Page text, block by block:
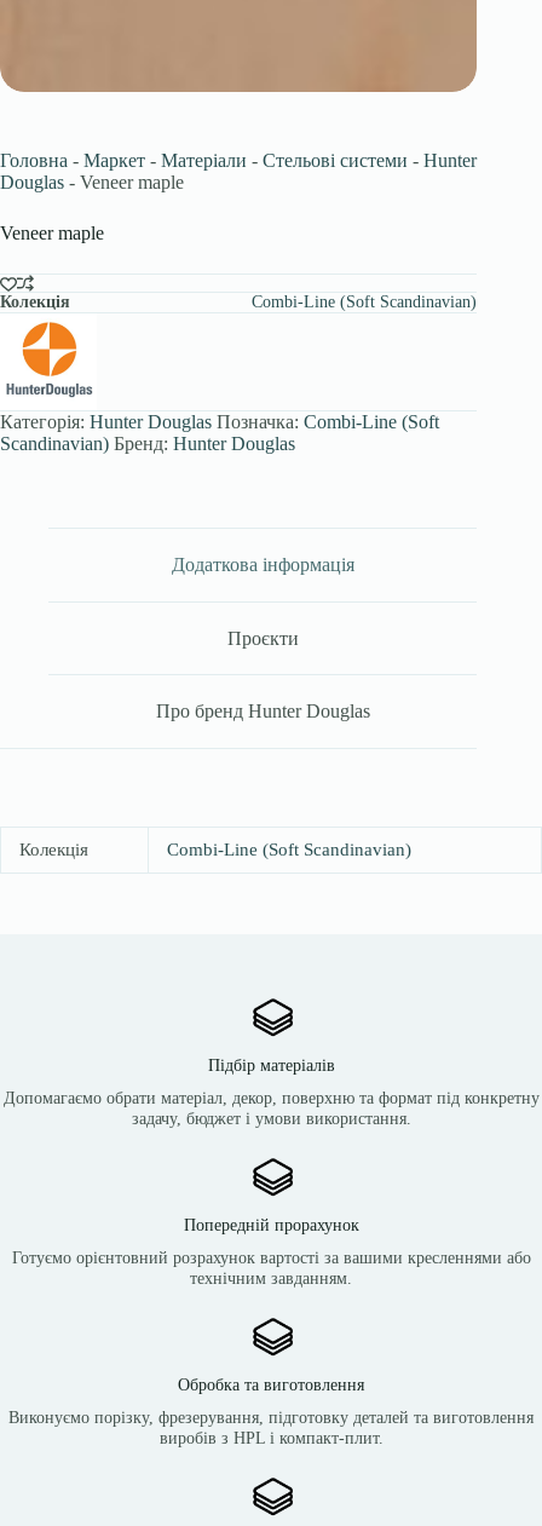
Головна - Маркет - Матеріали - Стельові системи - Hunter
Douglas - Veneer maple
Veneer maple
Колекція Combi-Line (Soft Scandinavian)
Категорія: Hunter Douglas Позначка: Combi-Line (Soft
Scandinavian) Бренд: Hunter Douglas
Додаткова інформація
Проєкти
Про бренд Hunter Douglas
Колекція Combi-Line (Soft Scandinavian)
Підбір матеріалів
Допомагаємо обрати матеріал, декор, поверхню та формат під конкретну
задачу, бюджет і умови використання.
Попередній прорахунок
Готуємо орієнтовний розрахунок вартості за вашими кресленнями або
технічним завданням.
Обробка та виготовлення
Виконуємо порізку, фрезерування, підготовку деталей та виготовлення
виробів з HPL і компакт-плит.